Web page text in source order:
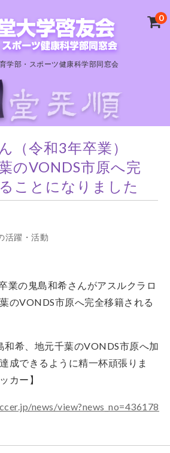
学部・スポーツ健康科学部同窓会
0
（令和3年卒業）
のVONDS市原へ完
ことになりました
活躍・活動
業の鬼島和希さんがアスルクラロ
のVONDS市原へ完全移籍される
news/view?news_no=436178